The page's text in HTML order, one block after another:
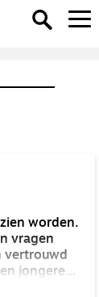
worden.
vragen
vertrouwd
jongeren
hun geloof,